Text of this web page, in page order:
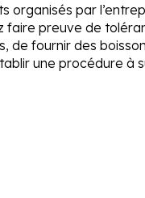
organisés par
faire preuve de
de fournir des
une procédure à